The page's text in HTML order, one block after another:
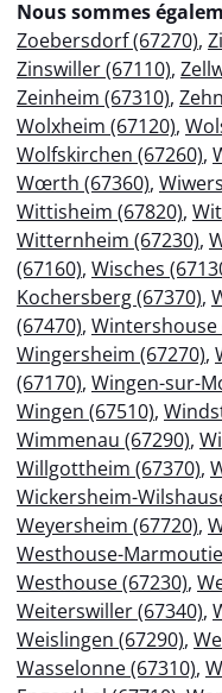
Nous sommes
Zoebersdorf (67270),
Zinswiller (67110),
Zeinheim (67310),
Wolxheim (67120),
Wolfskirchen (67260),
Wœrth (67360),
Wittisheim (67820),
Witternheim (67230),
(67160), Wisches
Kochersberg (67370),
(67470), Wintershouse
Wingersheim (67270),
(67170), Wingen-sur-
Wingen (67510),
Wimmenau (67290),
Willgottheim (67370),
Wickersheim-
Weyersheim (67720),
Westhouse-
Westhouse (67230),
Weiterswiller (67340),
Weislingen (67290),
Wasselonne (67310),